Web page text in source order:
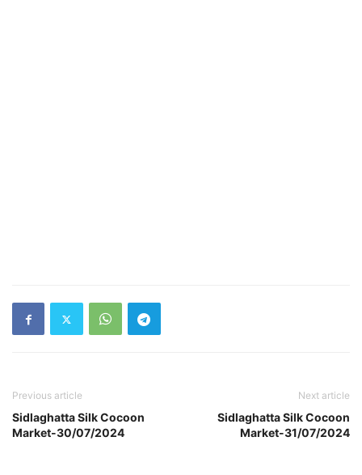
Previous article
Sidlaghatta Silk Cocoon
Market-30/07/2024
Next article
Sidlaghatta Silk Cocoon
Market-31/07/2024